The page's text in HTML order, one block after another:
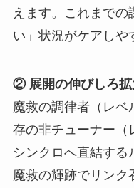
えます。これまで
い」状況がケアしや
② 展開の伸びしろ拡
魔救の調律者（レベ
存の非チューナー（
シンクロへ直結する
魔救の輝跡でリンク